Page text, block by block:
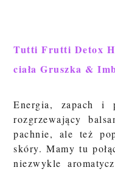
Tutti Frutti Detox
ciała Gruszka &
Energia, zapach i
rozgrzewający
pachnie, ale też
skóry. Mamy tu
niezwykle